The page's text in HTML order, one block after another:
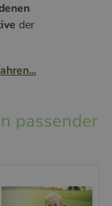
der
passender